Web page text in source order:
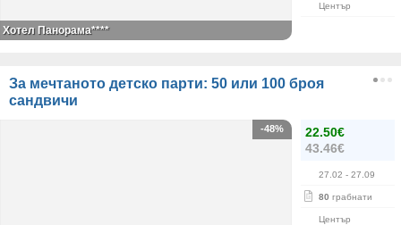
Център
Хотел Панорама****
За мечтаното детско парти: 50 или 100 броя
сандвичи
22.50€
43.46€
27.02 - 27.09
80 грабнати
Център
-48%